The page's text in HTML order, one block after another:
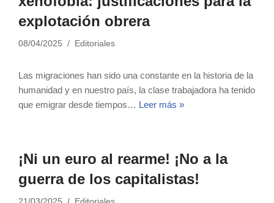
explotación obrera
08/04/2025 Editoriales
Las migraciones han sido una constante en la historia de la
humanidad y en nuestro país, la clase trabajadora ha tenido
que emigrar desde tiempos… Leer más »
¡Ni un euro al rearme! ¡No a la
guerra de los capitalistas!